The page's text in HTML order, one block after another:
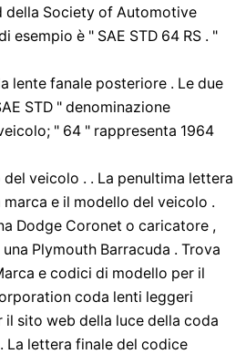
della Society of Automotive
esempio è " SAE STD 64 RS . "
lente fanale posteriore . Le due
STD " denominazione
" 64 " rappresenta 1964
veicolo . . La penultima lettera
e il modello del veicolo .
Dodge Coronet o caricatore ,
Plymouth Barracuda . Trova
e codici di modello per il
coda lenti leggeri
il sito web della luce della coda
La lettera finale del codice